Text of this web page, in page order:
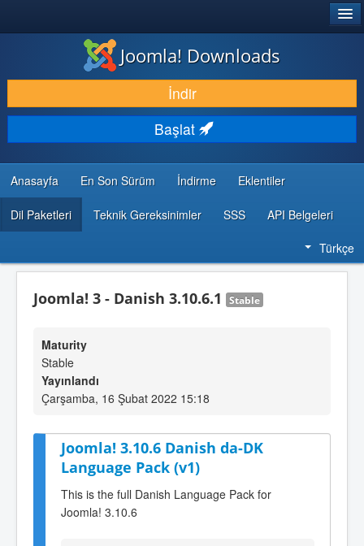
İNDIR & GENIŞLET
KEŞFET & ÖĞREN
TOPLULUK & DESTEK
GELIŞTIRICI KAYNAKLARI
Joomla! Downloads
İndir
Başlat
Anasayfa En Son Sürüm İndirme Eklentiler
Dil Paketleri Teknik Gereksinimler SSS API Belgeleri
Türkçe
Joomla! 3 - Danish 3.10.6.1 Stable
Maturity
Stable
Yayınlandı
Çarşamba, 16 Şubat 2022 15:18
Joomla! 3.10.6 Danish da-DK
Language Pack (v1)
This is the full Danish Language Pack for
Joomla! 3.10.6